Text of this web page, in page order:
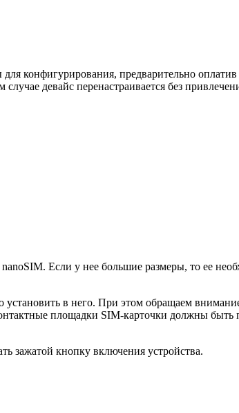
конфигурирования, предварительно
девайс перенастраивается без
Если у нее большие размеры, то ее
установить в него. При этом обращаем
площадки SIM-карточки должны
зажатой кнопку включения устройства.